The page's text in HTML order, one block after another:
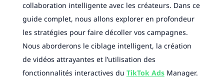
collaboration intelligente avec les créateurs. Dans ce
guide complet, nous allons explorer en profondeur
les stratégies pour faire décoller vos campagnes.
Nous aborderons le ciblage intelligent, la création
de vidéos attrayantes et l’utilisation des
fonctionnalités interactives du TikTok AdsManager.